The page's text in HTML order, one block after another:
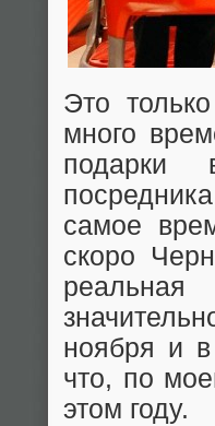
Это
много
подарки
самое
скоро
ноября и в
что, по
этом году.